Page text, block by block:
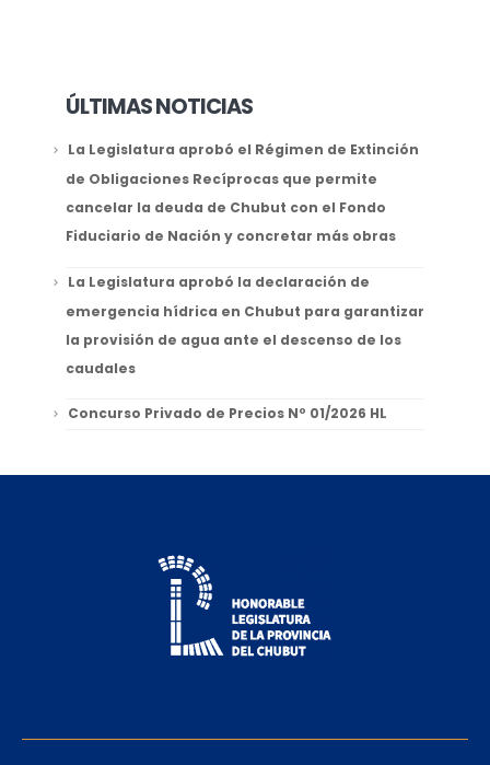
ÚLTIMAS NOTICIAS
La Legislatura aprobó el Régimen de Extinción
de Obligaciones Recíprocas que permite
cancelar la deuda de Chubut con el Fondo
Fiduciario de Nación y concretar más obras
La Legislatura aprobó la declaración de
emergencia hídrica en Chubut para garantizar
la provisión de agua ante el descenso de los
caudales
Concurso Privado de Precios Nº 01/2026 HL